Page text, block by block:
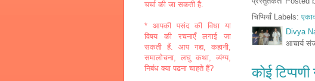
चिप्पियाँ Labels:
Divya
आचार्य
कोई टिप्पणी
चर्चा की जा सकती है.
* आपकी पसंद की विधा या
विषय की रचनाएँ लगाई जा
सकती हैं. आप गद्य, कहानी,
समालोचना, लघु कथा, व्यंग्य,
निबंध क्या पढना चाहते हैं?